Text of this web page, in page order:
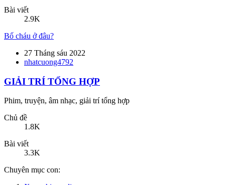
Bài viết
2.9K
Bố cháu ở đâu?
27 Tháng sáu 2022
nhatcuong4792
GIẢI TRÍ TỔNG HỢP
Phim, truyện, âm nhạc, giải trí tổng hợp
Chủ đề
1.8K
Bài viết
3.3K
Chuyên mục con: